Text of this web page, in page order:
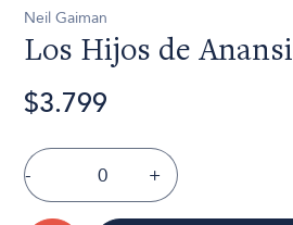
Neil Gaiman
Los Hijos de Anansi
$3.799
- +